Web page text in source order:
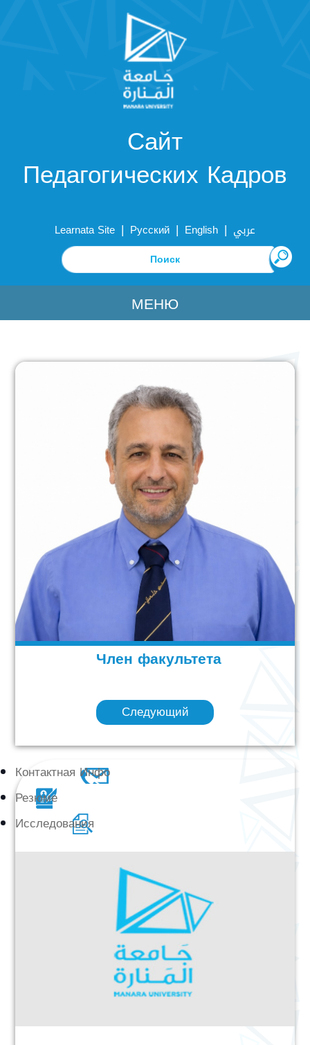
Сайт
Педагогических Кадров
Learnata Site | Русский | English | عربي
МЕНЮ
Член факультета
Следующий
Контактная Инфо
Резюме
Исследования